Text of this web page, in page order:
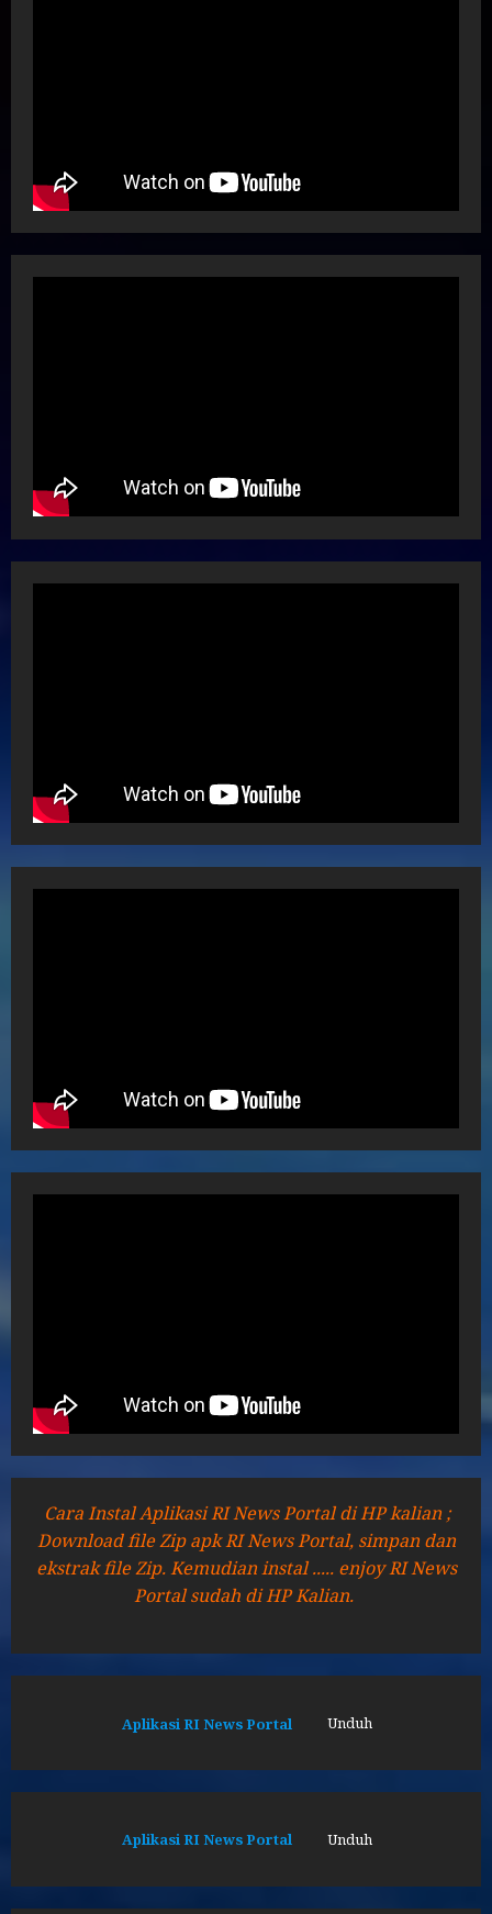
Cara Instal Aplikasi RI News Portal di HP kalian ;
Download file Zip apk RI News Portal, simpan dan
ekstrak file Zip. Kemudian instal ..... enjoy RI News
Portal sudah di HP Kalian.
Aplikasi RI News Portal Unduh
Aplikasi RI News Portal Unduh